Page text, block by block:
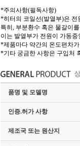
*주의사항(필독사항)
*히터의 코일선(발열부)은 전
특히, 부분환수 혹은 물갈이
이는 발열부가 전원이 가동
*제품마다 약간의 온도편차
*기타 궁금한 사항은 구입처
품명 및 모델명
인증.허가 사항
제조국 또는 원산지